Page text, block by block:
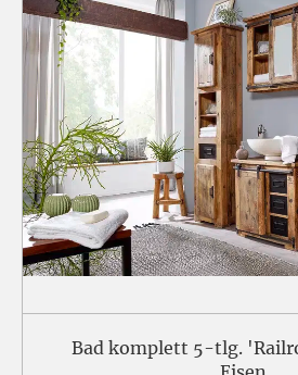
Bad komplett 5-tlg.